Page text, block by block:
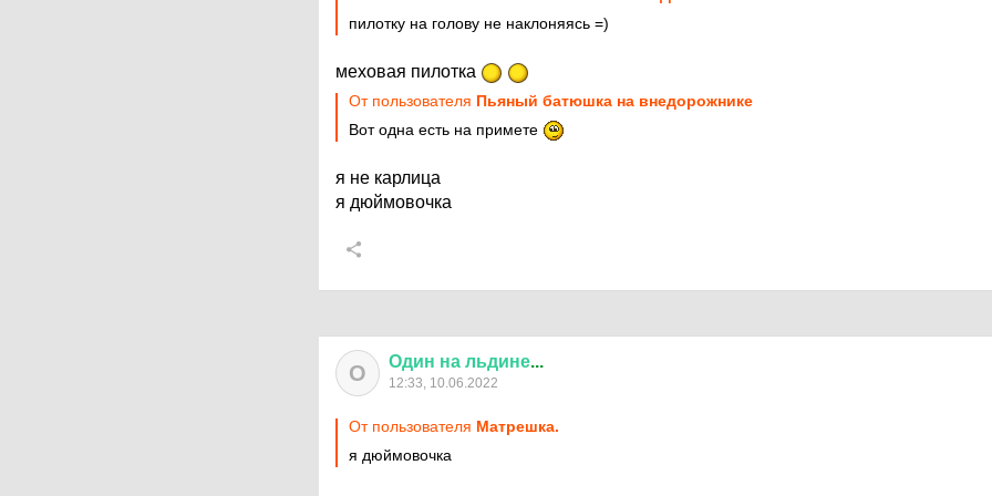
пилотку на голову не наклоняясь =)
меховая пилотка
От пользователя Пьяный батюшка на внедорожнике
Вот одна есть на примете
я не карлица
я дюймовочка
О Один на льдине...
12:33, 10.06.2022
От пользователя Матрешка.
я дюймовочка